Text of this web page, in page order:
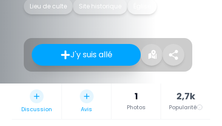
Lieu de culte Site historique
J'y suis allé
Discussion Avis
1
Photos
2,7k
Popularité